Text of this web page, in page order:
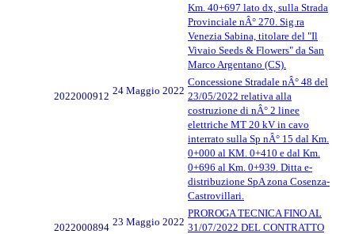
Km. 40+697 lato dx, sulla Strada
Provinciale nÂ° 270. Sig.ra
Venezia Sabina, titolare del "Il
Vivaio Seeds & Flowers" da San
Marco Argentano (CS).
2022000912 24 Maggio 2022
Concessione Stradale nÂ° 48 del
23/05/2022 relativa alla
costruzione di nÂ° 2 linee
elettriche MT 20 kV in cavo
interrato sulla Sp nÂ° 15 dal Km.
0+000 al KM. 0+410 e dal Km.
0+696 al Km. 0+939. Ditta e-
distribuzione SpA zona Cosenza-
Castrovillari.
2022000894 23 Maggio 2022
PROROGA TECNICA FINO AL
31/07/2022 DEL CONTRATTO